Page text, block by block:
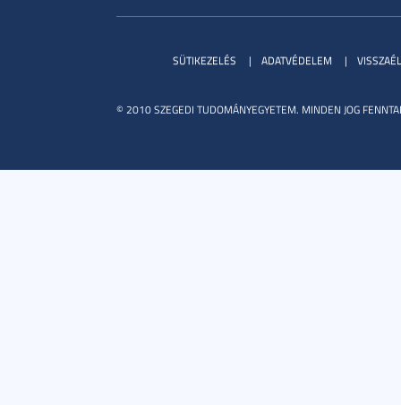
© 2010 SZEGEDI TUDOMÁNYEGYETEM. MINDEN JOG
SÜTIKEZELÉS ADATVÉDELEM